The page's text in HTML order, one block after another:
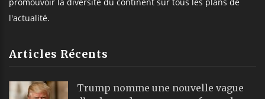
l'actualité.
Articles Récents
Trump nomme une nouvelle vague